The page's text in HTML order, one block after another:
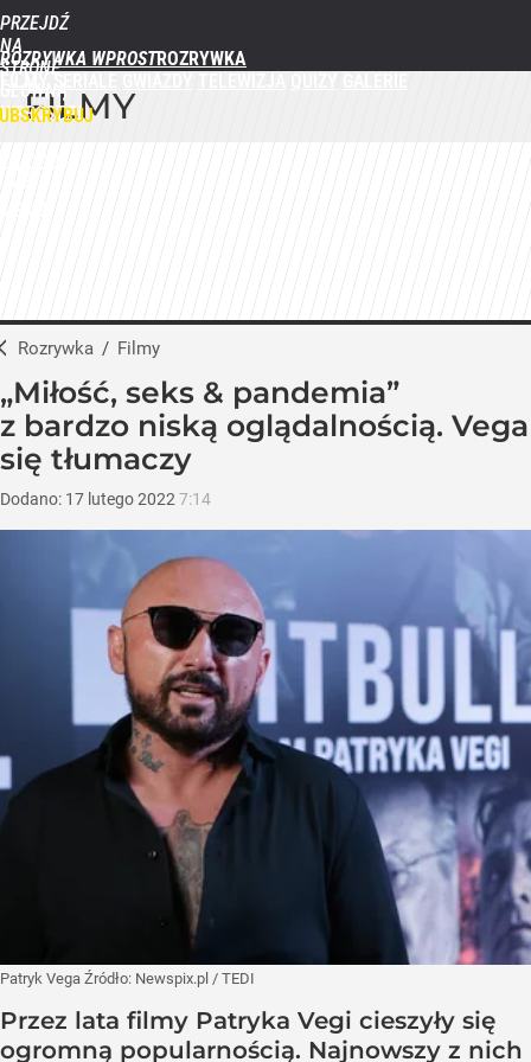
PRZEJDŹ
NA
STRONĘ
GŁÓWNĄ
WPROST.PL
ROZRYWKA WPROST
FILMY
Rozrywka / Filmy
„Miłość, seks & pandemia”
z bardzo niską oglądalnością. Vega
się tłumaczy
Dodano: 17 lutego2022 7:14
Patryk Vega Źródło: Newspix.pl / TEDI
Przez lata filmy Patryka Vegi cieszyły się
ogromną popularnością. Najnowszy z nich